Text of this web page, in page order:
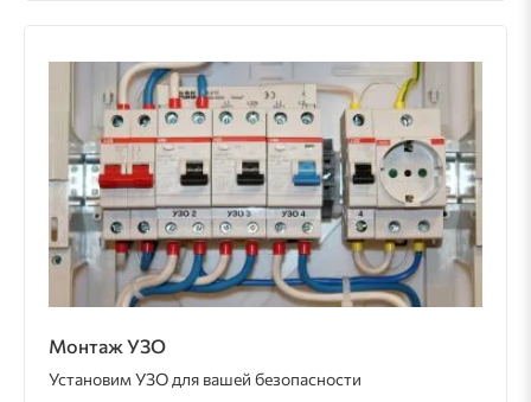
Монтаж УЗО
Установим УЗО для вашей безопасности